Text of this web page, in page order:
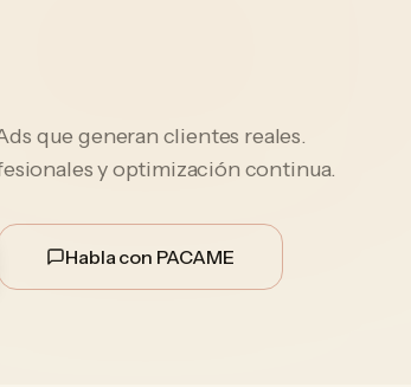
que generan clientes reales.
y optimización continua.
Habla con PACAME